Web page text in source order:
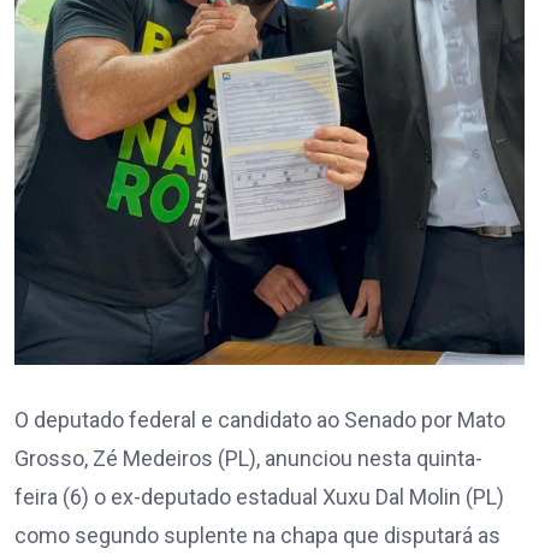
O deputado federal e candidato ao Senado por Mato
Grosso, Zé Medeiros (PL), anunciou nesta quinta-
feira (6) o ex-deputado estadual Xuxu Dal Molin (PL)
como segundo suplente na chapa que disputará as